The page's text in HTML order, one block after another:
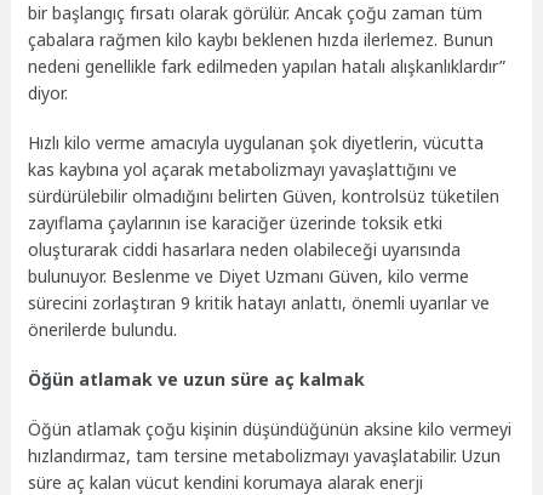
bir başlangıç fırsatı olarak görülür. Ancak çoğu zaman tüm
çabalara rağmen kilo kaybı beklenen hızda ilerlemez. Bunun
nedeni genellikle fark edilmeden yapılan hatalı alışkanlıklardır”
diyor.
Hızlı kilo verme amacıyla uygulanan şok diyetlerin, vücutta
kas kaybına yol açarak metabolizmayı yavaşlattığını ve
sürdürülebilir olmadığını belirten Güven, kontrolsüz tüketilen
zayıflama çaylarının ise karaciğer üzerinde toksik etki
oluşturarak ciddi hasarlara neden olabileceği uyarısında
bulunuyor. Beslenme ve Diyet Uzmanı Güven, kilo verme
sürecini zorlaştıran 9 kritik hatayı anlattı, önemli uyarılar ve
önerilerde bulundu.
Öğün atlamak ve uzun süre aç kalmak
Öğün atlamak çoğu kişinin düşündüğünün aksine kilo vermeyi
hızlandırmaz, tam tersine metabolizmayı yavaşlatabilir. Uzun
süre aç kalan vücut kendini korumaya alarak enerji